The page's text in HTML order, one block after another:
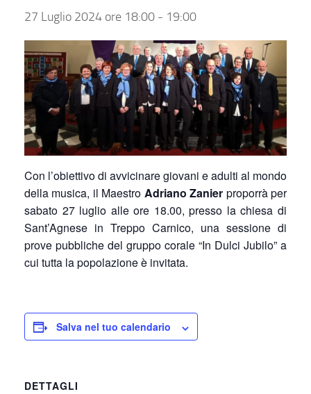
27 Luglio 2024 ore 18:00 - 19:00
Con l’obiettivo di avvicinare giovani e adulti al mondo
della musica, il Maestro Adriano Zanier proporrà per
sabato 27 luglio alle ore 18.00, presso la chiesa di
Sant’Agnese in Treppo Carnico, una sessione di
prove pubbliche del gruppo corale “In Dulci Jubilo” a
cui tutta la popolazione è invitata.
Salva nel tuo calendario
DETTAGLI